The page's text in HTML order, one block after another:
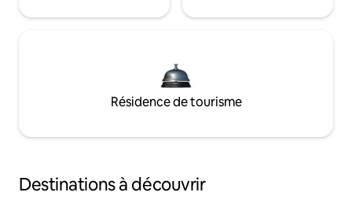
Résidence de tourisme
Destinations à découvrir